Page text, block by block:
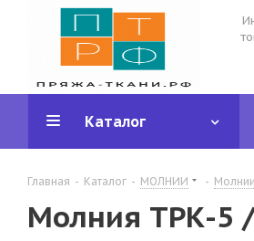
Каталог
Главная - Каталог - МОЛНИИ -
Молния ТРК-5